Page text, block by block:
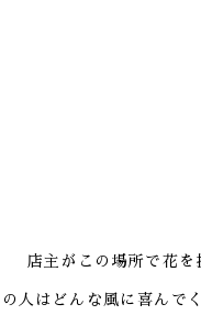
店主がこの場所で花を
人はどんな風に喜んで